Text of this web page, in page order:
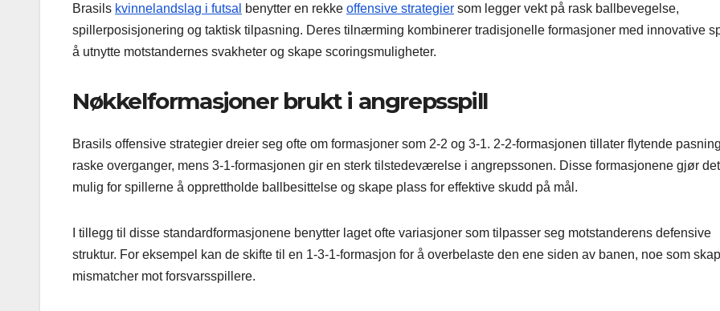
Brasils kvinnelandslag i futsal benytter en rekke offensive strategier som legger vekt på rask ballbevegelse,
spillerposisjonering og taktisk tilpasning. Deres tilnærming kombinerer tradisjonelle formasjoner med innovative
å utnytte motstandernes svakheter og skape scoringsmuligheter.
Nøkkelformasjoner brukt i angrepsspill
Brasils offensive strategier dreier seg ofte om formasjoner som 2-2 og 3-1. 2-2-formasjonen tillater flytende
raske overganger, mens 3-1-formasjonen gir en sterk tilstedeværelse i angrepssonen. Disse formasjonene gjør det
mulig for spillerne å opprettholde ballbesittelse og skape plass for effektive skudd på mål.
I tillegg til disse standardformasjonene benytter laget ofte variasjoner som tilpasser seg motstanderens defensive
struktur. For eksempel kan de skifte til en 1-3-1-formasjon for å overbelaste den ene siden av banen, noe som
mismatcher mot forsvarsspillere.